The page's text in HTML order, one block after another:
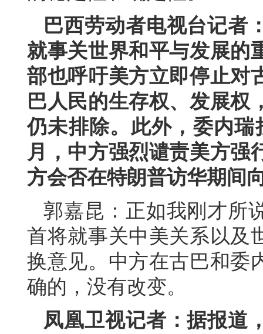
巴西劳动者电视台记者
就事关世界和平与发展的
部也呼吁美方立即停止对
巴人民的生存权、发展权
仍未排除。此外，委内
月，中方强烈谴责美方强
方会否在特朗普访华期间
郭嘉昆：正如我刚才所
首将就事关中美关系以及
换意见。中方在古巴和委
确的，没有改变。
凤凰卫视记者：据报道